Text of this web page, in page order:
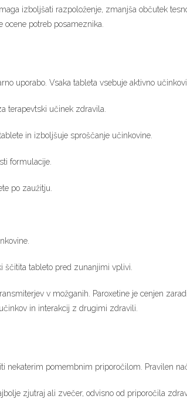
izboljšati razpoloženje, zmanjša občutek
potreb posameznika.
uporabo. Vsaka tableta vsebuje aktivno
terapevtski učinek zdravila.
in izboljšuje sproščanje učinkovine.
formulacije.
po zaužitju.
ščitita tableto pred zunanjimi vplivi.
v možganih. Paroxetine je cenjen
in interakcij z drugimi zdravili.
nekaterim pomembnim priporočilom. Pravilen
zjutraj ali zvečer, odvisno od priporočila